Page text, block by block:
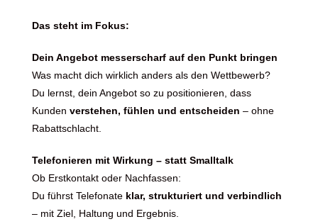
Das steht im Fokus:
Dein Angebot messerscharf auf den Punkt bringen
Was macht dich wirklich anders als den Wettbewerb?
Du lernst, dein Angebot so zu positionieren, dass
Kunden verstehen, fühlen und entscheiden – ohne
Rabattschlacht.
Telefonieren mit Wirkung – statt Smalltalk
Ob Erstkontakt oder Nachfassen:
Du führst Telefonate klar, strukturiert und verbindlich
– mit Ziel, Haltung und Ergebnis.